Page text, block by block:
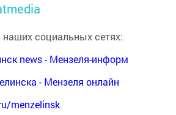
наших социальных сетях:
news - Мензеля-информ
- Мензеля онлайн
menzelinsk